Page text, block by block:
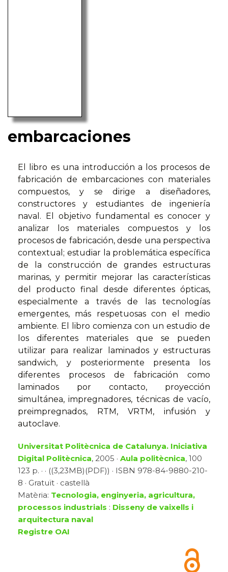
embarcaciones
El libro es una introducción a los procesos de
fabricación de embarcaciones con materiales
compuestos, y se dirige a diseñadores,
constructores y estudiantes de ingeniería
naval. El objetivo fundamental es conocer y
analizar los materiales compuestos y los
procesos de fabricación, desde una perspectiva
contextual; estudiar la problemática específica
de la construcción de grandes estructuras
marinas, y permitir mejorar las características
del producto final desde diferentes ópticas,
especialmente a través de las tecnologías
emergentes, más respetuosas con el medio
ambiente. El libro comienza con un estudio de
los diferentes materiales que se pueden
utilizar para realizar laminados y estructuras
sandwich, y posteriormente presenta los
diferentes procesos de fabricación como
laminados por contacto, proyección
simultánea, impregnadores, técnicas de vacío,
preimpregnados, RTM, VRTM, infusión y
autoclave.
Universitat Politècnica de Catalunya. Iniciativa
Digital Politècnica, 2005 · Aula politècnica, 100
123 p. · · ((3,23MB)(PDF)) · ISBN 978-84-9880-210-
8 · Gratuït · castellà
Matèria: Tecnologia, enginyeria, agricultura,
processos industrials : Disseny de vaixells i
arquitectura naval
Registre OAI